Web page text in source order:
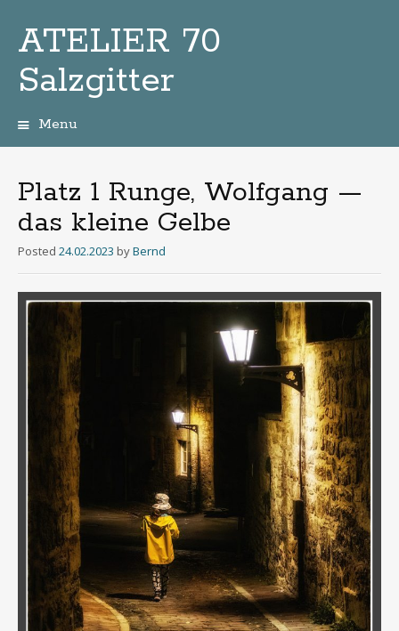
ATELIER 70
Salzgitter
Menu
Platz 1 Runge, Wolfgang —
das kleine Gelbe
Posted 24.02.2023 byBernd